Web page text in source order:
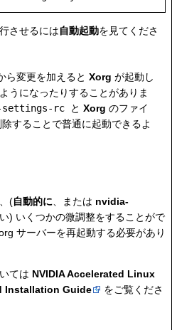
させるには自動起動を見てくださ
ら変更を加えるとXorg が起動し
うになったりすることがありま
rc とXorg のファイ
することで普通に起動できるよ
(自動的に 、または nvidia-
) いくつかの微調整をすることがで
サーバーを再起動する必要があり
ては NVIDIA Accelerated Linux
Installation Guide
をご覧くださ